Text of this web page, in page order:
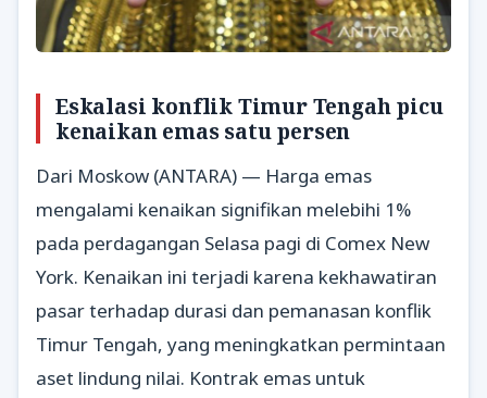
Eskalasi konflik Timur Tengah picu
kenaikan emas satu persen
Dari Moskow (ANTARA) — Harga emas
mengalami kenaikan signifikan melebihi 1%
pada perdagangan Selasa pagi di Comex New
York. Kenaikan ini terjadi karena kekhawatiran
pasar terhadap durasi dan pemanasan konflik
Timur Tengah, yang meningkatkan permintaan
aset lindung nilai. Kontrak emas untuk